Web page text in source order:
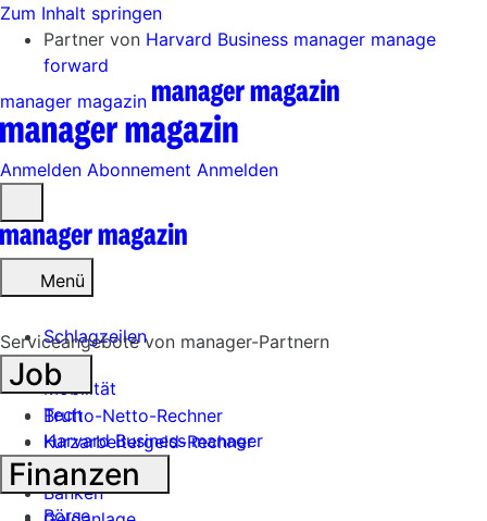
Zum Inhalt springen
Partner von Harvard Business manager manage
forward
manager magazin
Anmelden Abonnement Anmelden
öffnen
Menü
Schlagzeilen
Mobilität
Tech
Harvard Business manager
Handel
Banken
Serviceangebote von manager-Partnern
Job
Brutto-Netto-Rechner
Kurzarbeitergeld-Rechner
Finanzen
Börse